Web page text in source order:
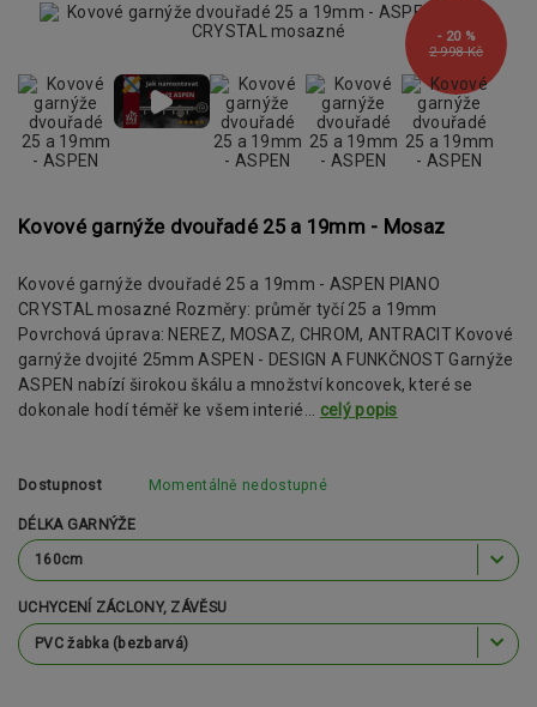
2 998 Kč
- 20 %
Kovové garnýže dvouřadé 25 a 19mm - Mosaz
Kovové garnýže dvouřadé 25 a 19mm - ASPEN PIANO
CRYSTAL mosazné Rozměry: průměr tyčí 25 a 19mm
Povrchová úprava: NEREZ, MOSAZ, CHROM, ANTRACIT Kovové
garnýže dvojité 25mm ASPEN - DESIGN A FUNKČNOST Garnýže
ASPEN nabízí širokou škálu a množství koncovek, které se
dokonale hodí téměř ke všem interié... celý popis
Dostupnost Momentálně nedostupné
DÉLKA GARNÝŽE
UCHYCENÍ ZÁCLONY, ZÁVĚSU